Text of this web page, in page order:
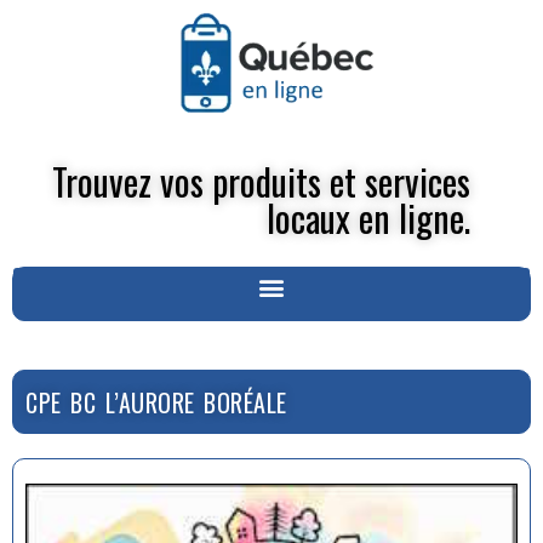
Trouvez vos produits et services
locaux en ligne.
CPE BC L’AURORE BORÉALE